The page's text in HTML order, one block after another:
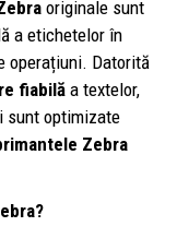
originale sunt
a etichetelor în
operațiuni. Datorită
fiabilăa textelor,
sunt optimizate
Zebra